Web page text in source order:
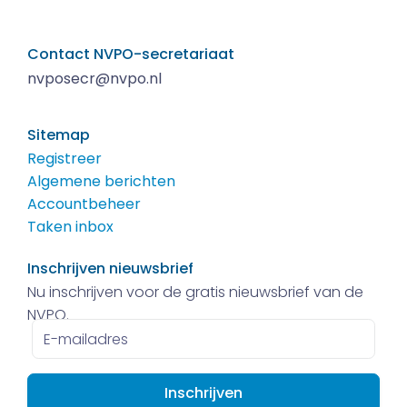
Contact NVPO-secretariaat
nvposecr@nvpo.nl
Sitemap
Registreer
Algemene berichten
Accountbeheer
Taken inbox
Inschrijven nieuwsbrief
Nu inschrijven voor de gratis nieuwsbrief van de
NVPO.
E-
mailadres